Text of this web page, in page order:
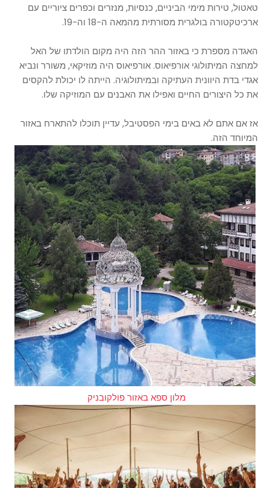
טאטול, טירות מימי הביניים, כנסיות, מנזרים וכפרים ציוריים עם
ארכיטקטורה בולגרית מסורתית מהמאה ה-18 וה-19.
האגדה מספרת כי באזור ההר הזה היה מקום הולדתו של האל
למחצה המיתולוגי אורפיאוס. אורפיאוס היה מוזיקאי, משורר ונביא
אגדי בדת היוונית העתיקה ובמיתולוגיה. הייתה לו יכולת להקסים
את כל היצורים החיים ואפילו את האבנים עם המוזיקה שלו.
אז אם אתם לא באים בימי הפסטיבל, עדיין תוכלו להתארח באזור
המיוחד הזה.
מלון ספא באזור פולקובניק